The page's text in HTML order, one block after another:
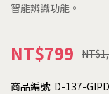
智能辨識功能。
NT$799
商品編號: D-137-